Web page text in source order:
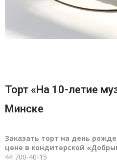
Торт «На 10-летие
Минске
Заказать торт на день
цене в кондитерской
44 700-40-15